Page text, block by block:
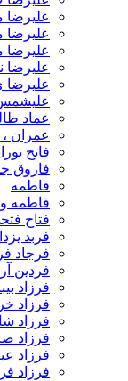
علیرضا
علیرضا
علیرضا
علیرضا
علیرضا
عماد
عمران ،
فاتح
فاروق
فاطمه
فاطمه
فتاح
فربد
فرجاد
فردین
فرزاد
فرزاد
فرزاد
فرزاد
فرزاد
فرزاد